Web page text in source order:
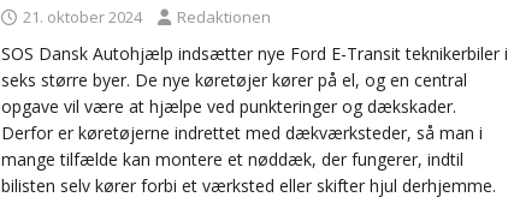
21. oktober 2024 Redaktionen
SOS Dansk Autohjælp indsætter nye Ford E-Transit teknikerbiler i
seks større byer. De nye køretøjer kører på el, og en central
opgave vil være at hjælpe ved punkteringer og dækskader.
Derfor er køretøjerne indrettet med dækværksteder, så man i
mange tilfælde kan montere et nøddæk, der fungerer, indtil
bilisten selv kører forbi et værksted eller skifter hjul derhjemme.